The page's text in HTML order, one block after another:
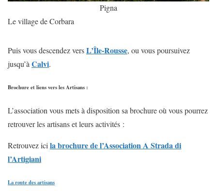
Pigna
Le village de Corbara
Puis vous descendez versL’Île-Rousse, ou vous poursuivez
jusqu’à Calvi.
Brochure et liens vers les Artisans :
L’association vous mets à disposition sa brochure où vous pourrez
retrouver les artisans et leurs activités :
Retrouvez ici la brochure de l’Association A Strada di
l’Artigiani
La route des artisans